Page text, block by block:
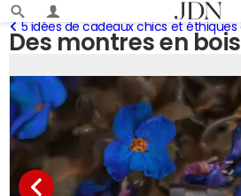
Des montres en
5 idées de cadeaux chics et éthiques à offrir